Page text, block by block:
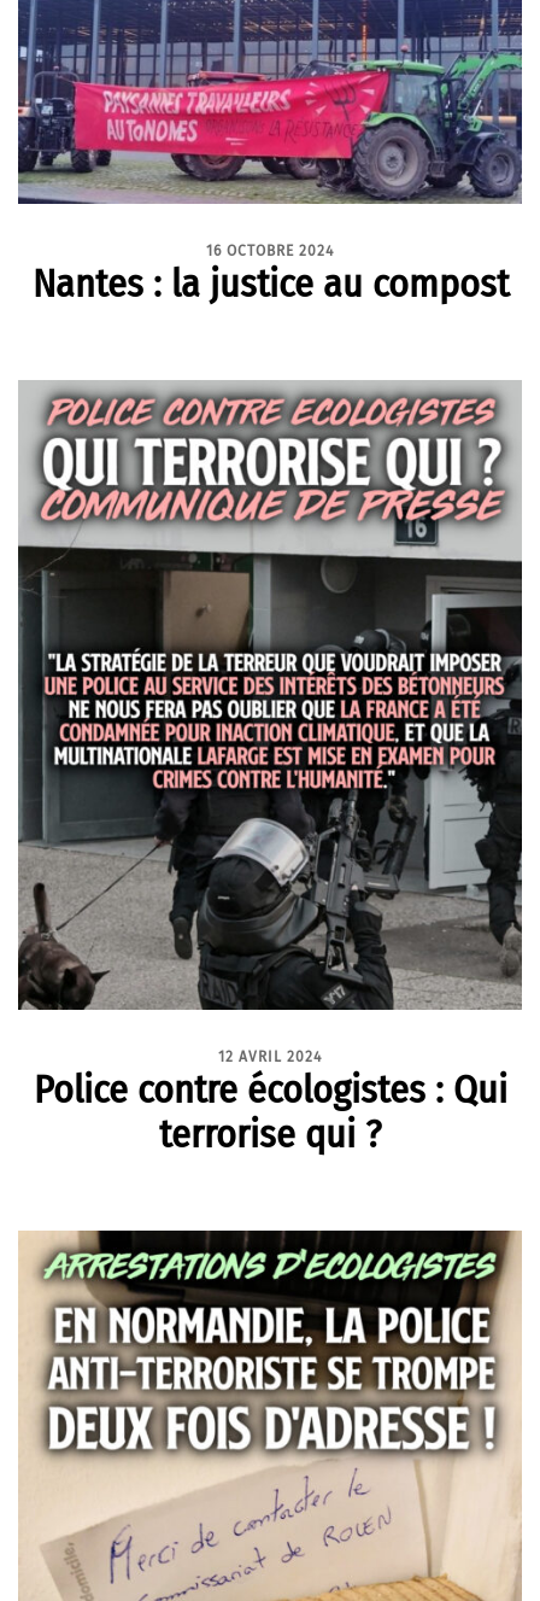
16 OCTOBRE 2024
Nantes : la justice au compost
12 AVRIL 2024
Police contre écologistes : Qui
terrorise qui ?